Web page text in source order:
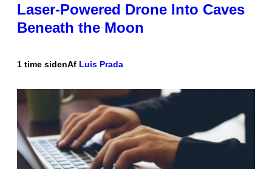
Laser-Powered Drone Into Caves
Beneath the Moon
1 time sidenAf Luis Prada